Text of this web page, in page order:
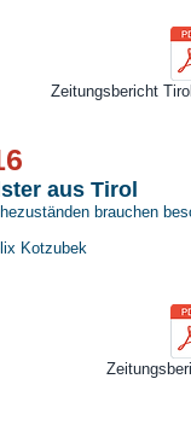
Zeitungsbericht
aus Tirol
brauchen
Kotzubek